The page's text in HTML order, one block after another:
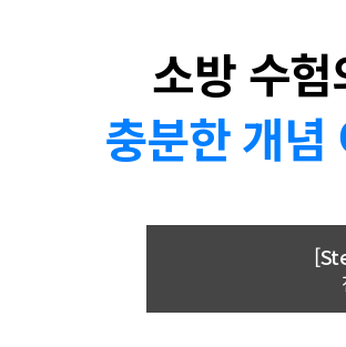
소방 수
충분한 개념